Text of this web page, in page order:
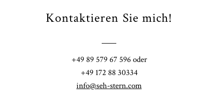
Kontaktieren Sie mich!
+49 89 579 67 596 oder
+49 172 88 30334
info@seh-stern.com